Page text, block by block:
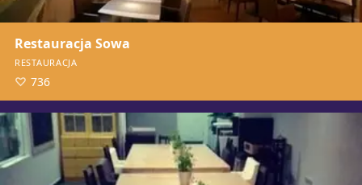
Restauracja Sowa
RESTAURACJA
736